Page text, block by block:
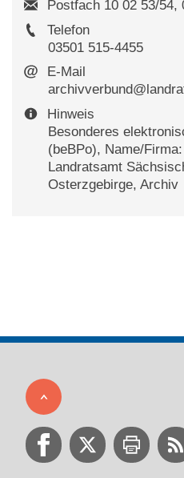
Postfach 10 02 53/54,
Telefon
03501 515-4455
E-Mail
Hinweis
Besonderes
(beBPo), Name/Firma:
Landratsamt
Osterzgebirge, Archiv